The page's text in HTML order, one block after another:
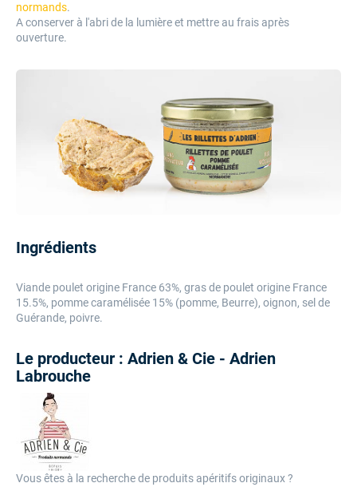
normands.
A conserver à l'abri de la lumière et mettre au frais après
ouverture.
Ingrédients
Viande poulet origine France 63%, gras de poulet origine France
15.5%, pomme caramélisée 15% (pomme, Beurre), oignon, sel de
Guérande, poivre.
Le producteur : Adrien & Cie - Adrien
Labrouche
Vous êtes à la recherche de produits apéritifs originaux ?